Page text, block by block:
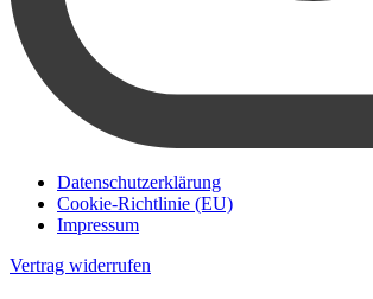
Datenschutzerklärung
Cookie-Richtlinie (EU)
Impressum
Vertrag widerrufen